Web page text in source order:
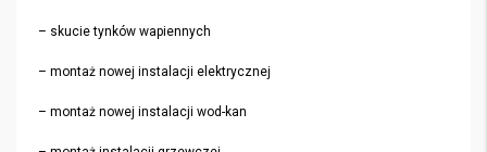
– skucie tynków wapiennych
– montaż nowej instalacji elektrycznej
– montaż nowej instalacji wod-kan